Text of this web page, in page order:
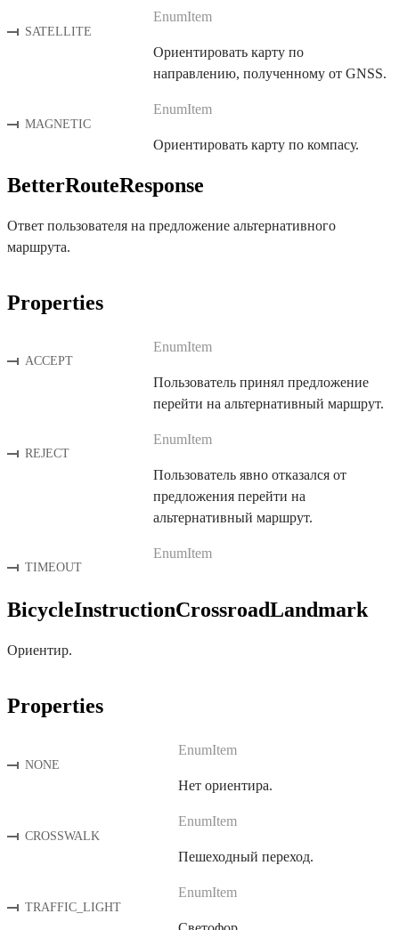
SATELLITE
EnumItem
Ориентировать карту по
направлению, полученному от GNSS.
MAGNETIC
EnumItem
Ориентировать карту по компасу.
BetterRouteResponse
Ответ пользователя на предложение альтернативного
маршрута.
Properties
ACCEPT
EnumItem
Пользователь принял предложение
перейти на альтернативный маршрут.
REJECT
EnumItem
Пользователь явно отказался от
предложения перейти на
альтернативный маршрут.
TIMEOUT
EnumItem
BicycleInstructionCrossroadLandmark
Ориентир.
Properties
NONE
EnumItem
Нет ориентира.
CROSSWALK
EnumItem
Пешеходный переход.
TRAFFIC_LIGHT
EnumItem